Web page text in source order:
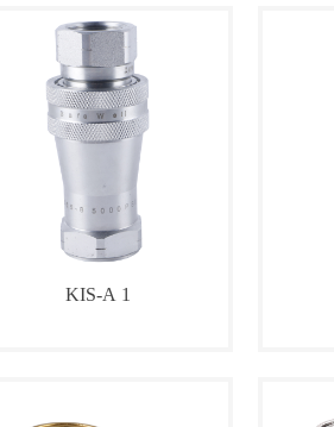
KIS-A 1